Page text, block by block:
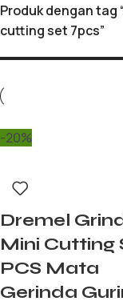
Produk dengan tag
cutting set 7pcs”
-20%
Dremel
Mini Cutting
PCS Mata
Gerinda